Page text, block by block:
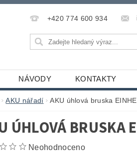
+420 774 600 934
NÁVODY KONTAKTY
AKU nářadí AKU úhlová bruska
ÚHLOVÁ BRUSKA
Neohodnoceno